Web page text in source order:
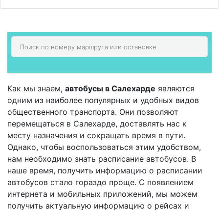
Как мы знаем, автобусы в Салехарде являются
одним из наиболее популярных и удобных видов
общественного транспорта. Они позволяют
перемещаться в Салехарде, доставлять нас к
месту назначения и сокращать время в пути.
Однако, чтобы воспользоваться этим удобством,
нам необходимо знать расписание автобусов. В
наше время, получить информацию о расписании
автобусов стало гораздо проще. С появлением
интернета и мобильных приложений, мы можем
получить актуальную информацию о рейсах и